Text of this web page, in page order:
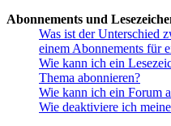
Abonnements und
Was ist der Unterschied
einem Abonnements für
Wie kann ich ein
Thema abonnieren?
Wie kann ich ein Forum
Wie deaktiviere ich